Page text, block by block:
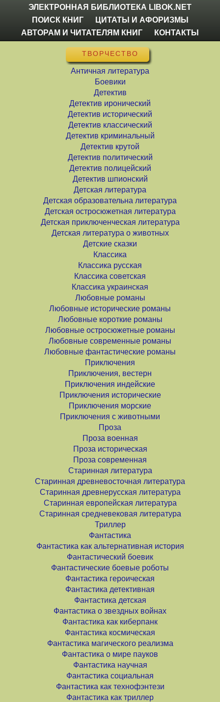
ЭЛЕКТРОННАЯ БИБЛИОТЕКА LIBOK.NET
ПОИСК КНИГ
ЦИТАТЫ И АФОРИЗМЫ
АВТОРАМ И ЧИТАТЕЛЯМ КНИГ
КОНТАКТЫ
ТВОРЧЕСТВО
Античная литература
Боевики
Детектив
Детектив иронический
Детектив исторический
Детектив классический
Детектив криминальный
Детектив крутой
Детектив политический
Детектив полицейский
Детектив шпионский
Детская литература
Детская образовательна литература
Детская остросюжетная литература
Детская приключенческая литература
Детская литература о животных
Детские сказки
Классика
Классика русская
Классика советская
Классика украинская
Любовные романы
Любовные исторические романы
Любовные короткие романы
Любовные остросюжетные романы
Любовные современные романы
Любовные фантастические романы
Приключения
Приключения, вестерн
Приключения индейские
Приключения исторические
Приключения морские
Приключения с животными
Проза
Проза военная
Проза историческая
Проза современная
Старинная литература
Старинная древневосточная литература
Старинная древнерусская литература
Старинная европейская литература
Старинная средневековая литература
Триллер
Фантастика
Фантастика как альтернативная история
Фантастический боевик
Фантастические боевые роботы
Фантастика героическая
Фантастика детективная
Фантастика детская
Фантастика о звездных войнах
Фантастика как киберпанк
Фантастика космическая
Фантастика магического реализма
Фантастика о мире пауков
Фантастика научная
Фантастика социальная
Фантастика как технофэнтези
Фантастика как триллер